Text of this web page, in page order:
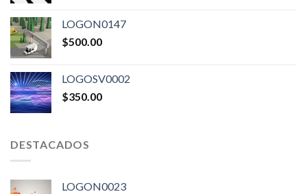
LOGON0147
$500.00
LOGOSV0002
$350.00
DESTACADOS
LOGON0023